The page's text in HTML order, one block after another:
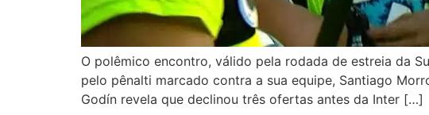
O polêmico encontro, válido pela rodada de estreia da
pelo pênalti marcado contra a sua equipe, Santiago
Godín revela que declinou três ofertas antes da Inter […]